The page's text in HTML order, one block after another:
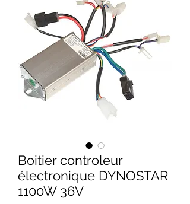
Boitier controleur
électronique DYNOSTAR
1100W 36V